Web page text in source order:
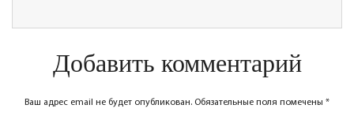
Добавить комментарий
Ваш адрес email не будет опубликован. Обязательные поля помечены *